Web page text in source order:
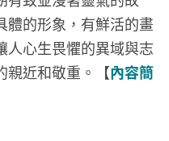
體的形象，有鮮活的畫
人心生畏懼的異域與志
親近和敬重。【內容簡